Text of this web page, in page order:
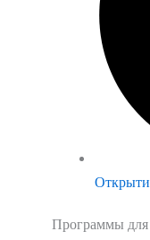
Программы для